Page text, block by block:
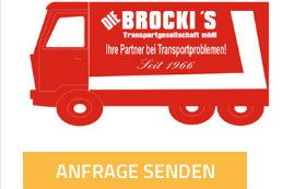
ANFRAGE SENDEN